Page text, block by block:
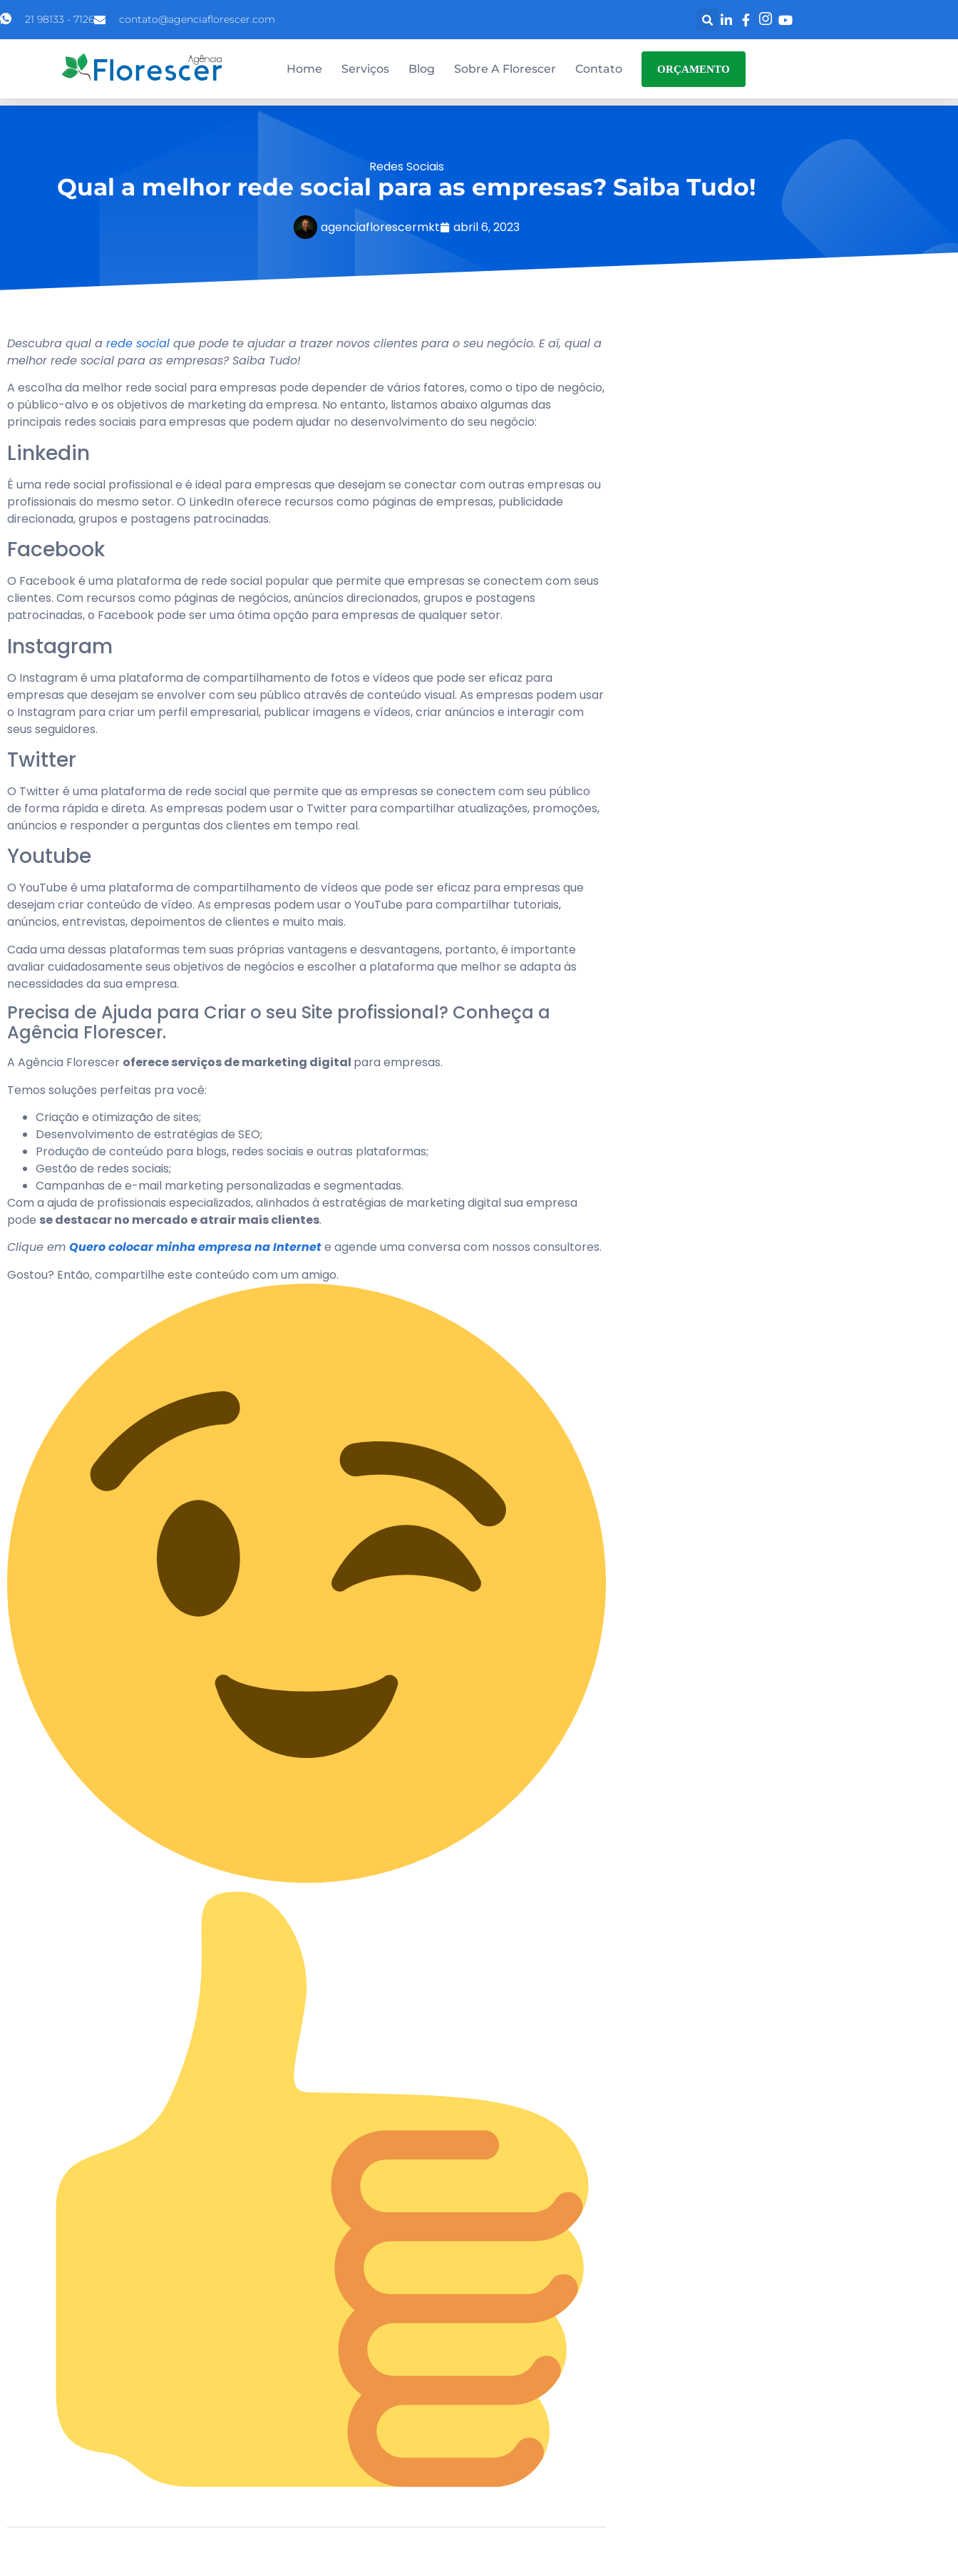
21 98133 - 7126 contato@agenciaflorescer.com
Home Serviços Blog Sobre A Florescer Contato ORÇAMENTO
Redes Sociais
Qual a melhor rede social para as empresas? Saiba Tudo!
agenciaflorescermkt abril 6, 2023
Descubra qual a rede social que pode te ajudar a trazer novos clientes para o seu negócio. E aí, qual a
melhor rede social para as empresas? Saiba Tudo!
A escolha da melhor rede social para empresas pode depender de vários fatores, como o tipo de negócio,
o público-alvo e os objetivos de marketing da empresa. No entanto, listamos abaixo algumas das
principais redes sociais para empresas que podem ajudar no desenvolvimento do seu negócio:
Linkedin
É uma rede social profissional e é ideal para empresas que desejam se conectar com outras empresas ou
profissionais do mesmo setor. O LinkedIn oferece recursos como páginas de empresas, publicidade
direcionada, grupos e postagens patrocinadas.
Facebook
O Facebook é uma plataforma de rede social popular que permite que empresas se conectem com seus
clientes. Com recursos como páginas de negócios, anúncios direcionados, grupos e postagens
patrocinadas, o Facebook pode ser uma ótima opção para empresas de qualquer setor.
Instagram
O Instagram é uma plataforma de compartilhamento de fotos e vídeos que pode ser eficaz para
empresas que desejam se envolver com seu público através de conteúdo visual. As empresas podem usar
o Instagram para criar um perfil empresarial, publicar imagens e vídeos, criar anúncios e interagir com
seus seguidores.
Twitter
O Twitter é uma plataforma de rede social que permite que as empresas se conectem com seu público
de forma rápida e direta. As empresas podem usar o Twitter para compartilhar atualizações, promoções,
anúncios e responder a perguntas dos clientes em tempo real.
Youtube
O YouTube é uma plataforma de compartilhamento de vídeos que pode ser eficaz para empresas que
desejam criar conteúdo de vídeo. As empresas podem usar o YouTube para compartilhar tutoriais,
anúncios, entrevistas, depoimentos de clientes e muito mais.
Cada uma dessas plataformas tem suas próprias vantagens e desvantagens, portanto, é importante
avaliar cuidadosamente seus objetivos de negócios e escolher a plataforma que melhor se adapta às
necessidades da sua empresa.
Precisa de Ajuda para Criar o seu Site profissional? Conheça a
Agência Florescer.
A Agência Florescer oferece serviços de marketing digital para empresas.
Temos soluções perfeitas pra você:
Criação e otimização de sites;
Desenvolvimento de estratégias de SEO;
Produção de conteúdo para blogs, redes sociais e outras plataformas;
Gestão de redes sociais;
Campanhas de e-mail marketing personalizadas e segmentadas.
Com a ajuda de profissionais especializados, alinhados à estratégias de marketing digital sua empresa
pode se destacar no mercado e atrair mais clientes.
Clique em Quero colocar minha empresa na Internete agende uma conversa com nossos consultores.
Gostou? Então, compartilhe este conteúdo com um amigo.